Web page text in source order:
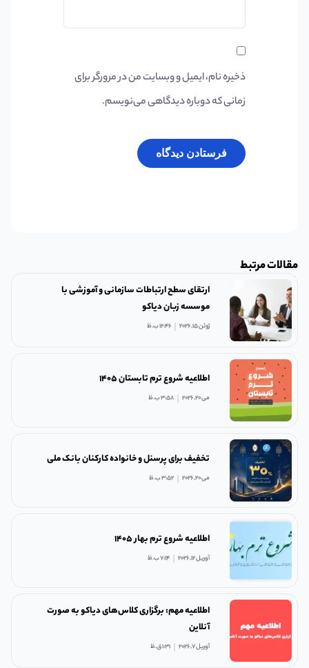
ذخیره نام، ایمیل و وبسایت من در مرورگر برای
زمانی که دوباره دیدگاهی می‌نویسم.
مقالات مرتبط
ارتقای سطح ارتباطات سازمانی و آموزشی با
موسسه زبان دیاکو
ژوئن 15, 2026 12:46 ب.ظ
اطلاعیه شروع ترم تابستان ۱۴۰۵
می 20, 2026 3:58 ب.ظ
تخفیف برای پرسنل و خانواده کارکنان بانک ملی
می 20, 2026 3:52 ب.ظ
اطلاعیه شروع ترم بهار ۱۴۰۵
آوریل 12, 2026 7:14 ب.ظ
اطلاعیه مهم: برگزاری کلاس‌های دیاکو به صورت
آنلاین
آوریل 7, 2026 1:31 ق.ظ